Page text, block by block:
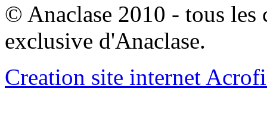
© Anaclase 2010 - tous les
exclusive d'Anaclase.
Creation site internet